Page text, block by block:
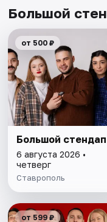
Большой
от 500 ₽
Большой стендап
6 августа 2026 •
четверг
Ставрополь
от 599 ₽